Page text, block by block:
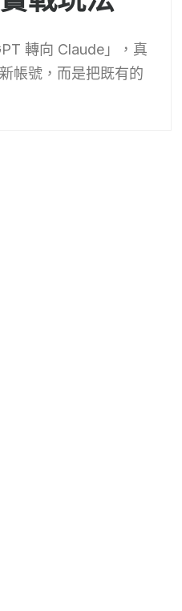
轉向 Claude」，真
帳號，而是把既有的